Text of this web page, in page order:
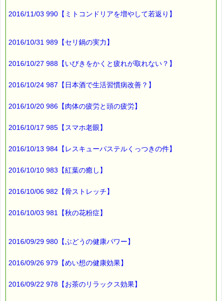
2016年5月9日（月）
レスキュークリーム。
詳しくは、
お知らせします
■トリートメントボトル無料進呈
熊本近隣の方で、
バッチフラワーを必要とされている方々に、
トリートメントボトルを
詳細は下記をご覧ください
以上、
バッチフラワー講座と
熊本近隣での
トリートメントボトル無料進呈
2016/11/03 990【ミトコンドリアを増やして若返り】
2016/10/31 989【セリ鍋の実力】
2016/10/27 988【いびきをかくと疲れが取れない？】
2016/10/24 987【日本酒で生活習慣病改善？】
2016/10/20 986【肉体の疲労と頭の疲労】
2016/10/17 985【スマホ老眼】
2016/10/13 984【レスキューパステルくっつきの件】
2016/10/10 983【紅葉の癒し】
2016/10/06 982【骨ストレッチ】
2016/10/03 981【秋の花粉症】
2016/09/29 980【ぶどうの健康パワー】
2016/09/26 979【めい想の健康効果】
2016/09/22 978【お茶のリラックス効果】